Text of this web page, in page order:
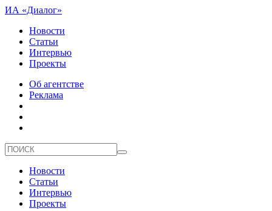
ИА «Диалог»
Новости
Статьи
Интервью
Проекты
Об агентстве
Реклама
Новости
Статьи
Интервью
Проекты